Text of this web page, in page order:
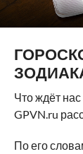
Что ждёт нас
GPVN.ru
По его